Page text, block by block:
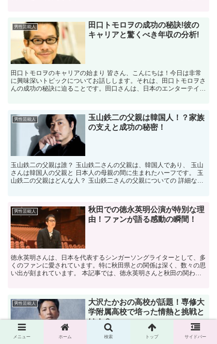
男性芸能人
田口トモロヲの成功の秘訣!彼の
キャリアと驚くべき年収の分析!
田口トモロヲのキャリアの始まり 皆さん、こんにちは！今日は非常
に興味深いトピックについてお話しします。それは、田口トモロヲさ
んの成功の秘訣に迫ることです。田口さんは、日本のエンターテイメ
男性芸能人
玉山鉄二の父親は韓国人！？家族
の支えと成功の秘密！
玉山鉄二の父親は誰？ 玉山鉄二さんの父親は、韓国人であり、 玉山
さんは韓国人の父親と 日本人の母親の間に生まれたハーフです。 玉
山鉄二の父親はどんな人？ 玉山鉄二さんの父親についての 詳細な情
男性芸能人
秋田での徳永英明公演が特別な理
由！ファンが語る感動の瞬間！
徳永英明さんは、日本を代表するシンガーソングライターとして、多
くのファンに愛されています。特に秋田県との関係は深く、数々の思
い出が刻まれています。 本記事では、徳永英明さんと秋田の関わり
男性芸能人
大沢たかおの高校が話題！専修大
学附属高校で培った情熱と挑戦と
は！？
メニュー ホーム 検索 トップ サイドバー